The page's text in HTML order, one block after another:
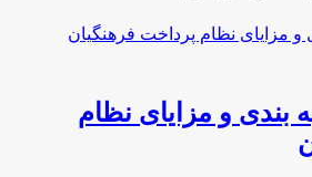
بندی و مزایای نظام